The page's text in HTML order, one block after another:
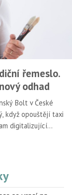
řemeslo.
odhad
Bolt v České
když opouštějí taxi
digitalizující